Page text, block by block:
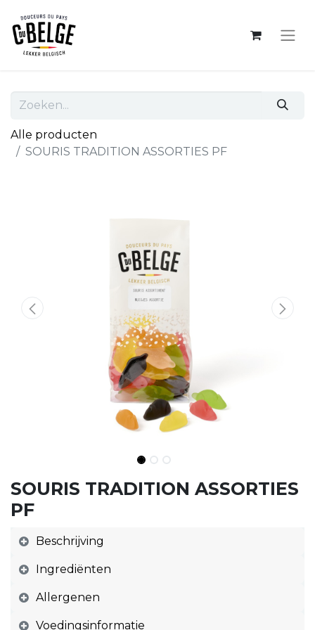
Alle producten
SOURIS TRADITION ASSORTIES PF
SOURIS TRADITION ASSORTIES
PF
Beschrijving
Ingrediënten
Allergenen
Voedingsinformatie